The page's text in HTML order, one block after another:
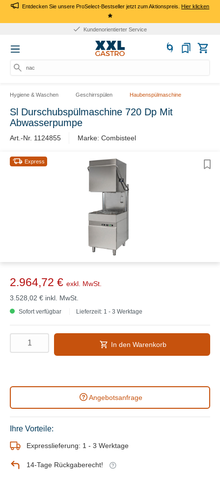
Entdecken Sie unsere ProSelect-Bestseller jetzt zum Aktionspreis.Hier klicken
*
Kundenorientierter Service
nach
Hygiene & Waschen Geschirrspülen Haubenspülmaschine
Sl Durschubspülmaschine 720 Dp Mit
Abwasserpumpe
Art.-Nr. 1124855 Marke: Combisteel
Express
2.964,72 € exkl. MwSt.
3.528,02 € inkl. MwSt.
Sofort verfügbar Lieferzeit: 1 - 3 Werktage
In den Warenkorb
Angebotsanfrage
Ihre Vorteile:
Expresslieferung: 1 - 3 Werktage
14-Tage Rückgaberecht!